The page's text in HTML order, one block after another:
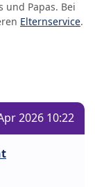
Papas. Bei
Elternservice.
2026 10:22